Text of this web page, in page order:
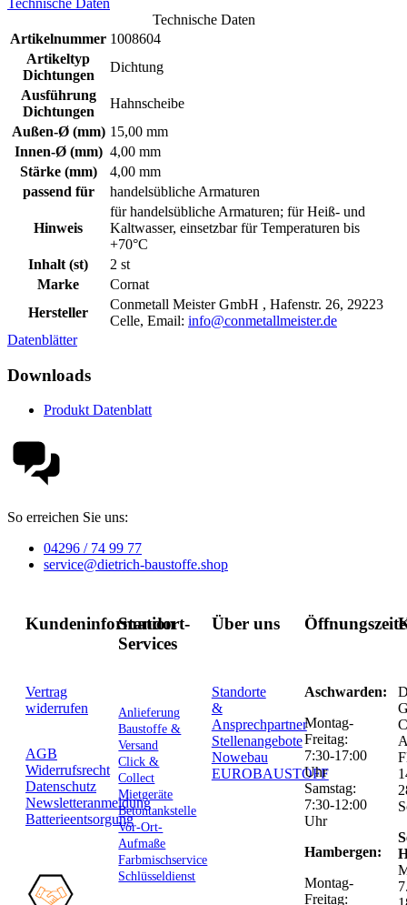
Technische Daten
Artikelnummer 1008604
Artikeltyp
Dichtungen
Dichtung
Ausführung
Dichtungen
Hahnscheibe
Außen-Ø (mm) 15,00 mm
Innen-Ø (mm) 4,00 mm
Stärke (mm)
4,00 mm
passend für
handelsübliche Armaturen
Hinweis
für handelsübliche Armaturen; für Heiß- und
Kaltwasser, einsetzbar für Temperaturen bis
+70°C
Inhalt (st)
2 st
Marke
Cornat
Hersteller
Conmetall Meister GmbH , Hafenstr. 26, 29223
Celle, Email: info@conmetallmeister.de
Datenblätter
Downloads
Produkt Datenblatt
So erreichen Sie uns:
04296 / 74 99 77
service@dietrich-baustoffe.shop
Kundeninformation
Vertrag
widerrufen
AGB
Widerrufsrecht
Datenschutz
Newsletteranmeldung
Batterieentsorgung
Standort-
Services
Anlieferung
Baustoffe &
Versand
Click &
Collect
Mietgeräte
Betontankstelle
Vor-Ort-
Aufmaße
Farbmischservice
Schlüsseldienst
Über uns
Standorte
&
Ansprechpartner
Stellenangebote
Nowebau
EUROBAUSTOFF
Aschwarden:
Montag-
Freitag:
7:30-17:00
Uhr
Samstag:
7:30-12:00
Uhr
Hambergen:
Montag-
Freitag: